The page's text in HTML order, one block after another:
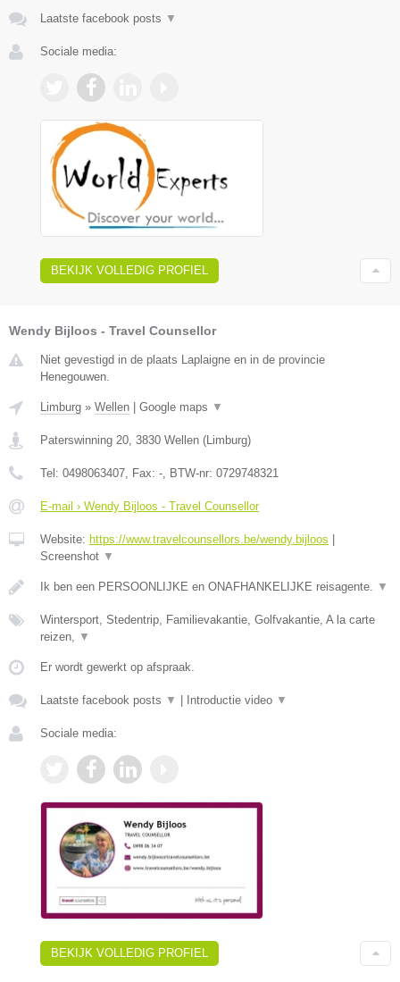
Laatste facebook posts ▼
Sociale media:
BEKIJK VOLLEDIG PROFIEL
Wendy Bijloos - Travel Counsellor
Niet gevestigd in de plaats Laplaigne en in de provincie
Henegouwen.
Limburg » Wellen Google maps ▼
Paterswinning 20 3830 Wellen ( Limburg)
Tel: 0498063407 , Fax: - , BTW-nr: 0729748321
E-mail › Wendy Bijloos - Travel Counsellor
Website: https://www.travelcounsellors.be/wendy.bijloos
Screenshot ▼
Ik ben een PERSOONLIJKE en ONAFHANKELIJKE reisagente. ▼
Wintersport, Stedentrip, Familievakantie, Golfvakantie, A la carte
reizen,
▼
Er wordt gewerkt op afspraak.
Laatste facebook posts ▼ Introductie video ▼
Sociale media:
BEKIJK VOLLEDIG PROFIEL